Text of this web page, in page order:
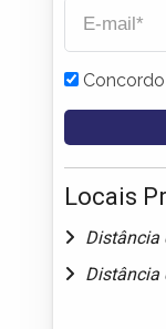
Locais
Distância
Distância